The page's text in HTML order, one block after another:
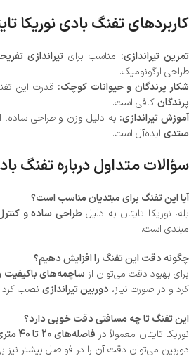
کاربردهای تفنگ بادی نوریکا
تمرین تیراندازی: مناسب برای تیراندازی
طراحی ارگونومیک.
شکار پرندگان و حیوانات کوچک: قدرت این
پرندگانکافی است.
آموزش تیراندازی: به دلیل وزن و طراحی ساده،
مبتدی ایده‌آل است.
سؤالات متداول درباره تفنگ
آیا این تفنگ برای مبتدیان مناسب است؟
بله، نوریکا تایتان به دلیل طراحی ساده و
مبتدی است.
چگونه دقت این تفنگ را افزایش دهیم؟
برای بهبود دقت می‌توان از ساچمه‌های باکیفیت
کرد و در صورت نیاز، دوربین تیراندازی نصب کرد.
این تفنگ تا چه مسافتی دقت خوبی دارد؟
نوریکا تایتان معمولاً در فاصله‌های 20 تا 40 متری
دوربین می‌توان دقت آن را در فواصل بیشتر نیز